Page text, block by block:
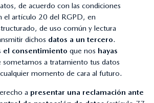
de acuerdo con las condiciones
el artículo 20 del RGPD, en
de uso común y lectura
dichos datos a un tercero.
el consentimiento que nos hayas
sometamos a tratamiento tus datos
momento de cara al futuro.
a presentar una reclamación ante